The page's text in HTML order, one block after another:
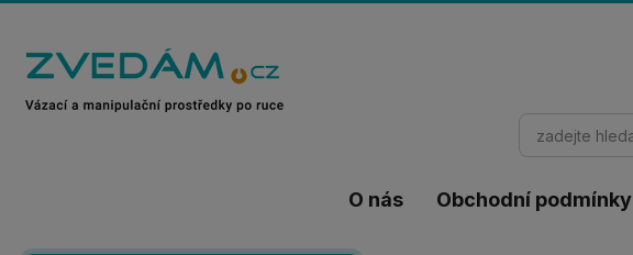
O nás Obchodní podmínky